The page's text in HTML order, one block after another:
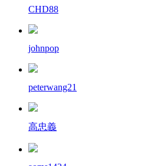
CHD88
johnpop
peterwang21
高忠義